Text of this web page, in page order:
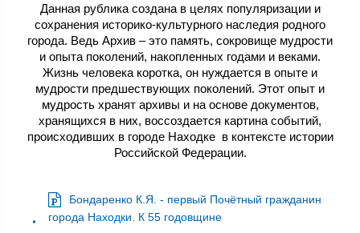
Данная рублика создана в целях популяризации и
сохранения историко-культурного наследия родного
города. Ведь Архив – это память, сокровище мудрости
и опыта поколений, накопленных годами и веками.
Жизнь человека коротка, он нуждается в опыте и
мудрости предшествующих поколений. Этот опыт и
мудрость хранят архивы и на основе документов,
хранящихся в них, воссоздается картина событий,
происходивших в городе Находке в контексте истории
Российской Федерации.
Бондаренко К.Я. - первый Почётный гражданин
города Находки. К 55 годовщине